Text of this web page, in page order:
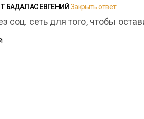
БАДАЛАС ЕВГЕНИЙ Закрыть ответ
соц. сеть для того, чтобы